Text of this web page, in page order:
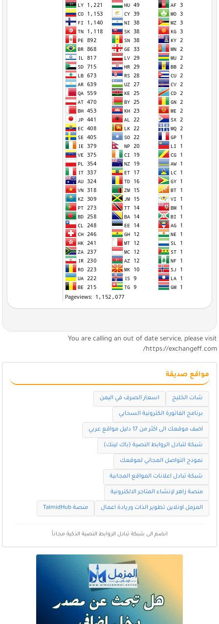
You are calling an out of date service, please visit
https://exchangeff.com/
مواقع صديقة
شات الخليج اسعار الصرف في اليمن
برنامج الفاتورة الكترونية السحابي
اضف موقعك الى اكثر من 17 دليل مواقع عربي
شبكة لتبادل الروابط النصية (باك لينك)
نموذج التواصل المجاني لموقعك
شبكة تبادل اعلانات المواقع المجانية
منصة زاهر لإنشاء المتاجر الالكترونية
المزمل اونلاين تطوير الذات وريادة اعمال منصة TalmidHub
انضم الى شبكة تبادل الروابط النصية الذكية مجاناً